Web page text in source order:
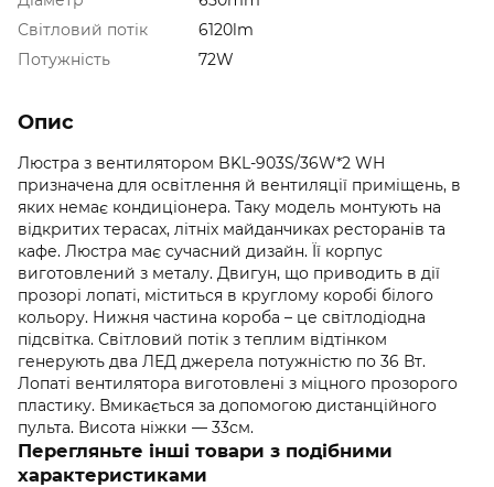
Світловий потік
6120lm
Потужність
72W
Опис
Люстра з вентилятором BKL-903S/36W*2 WH
призначена для освітлення й вентиляції приміщень, в
яких немає кондиціонера. Таку модель монтують на
відкритих терасах, літніх майданчиках ресторанів та
кафе. Люстра має сучасний дизайн. Її корпус
виготовлений з металу. Двигун, що приводить в дії
прозорі лопаті, міститься в круглому коробі білого
кольору. Нижня частина короба – це світлодіодна
підсвітка. Світловий потік з теплим відтінком
генерують два ЛЕД джерела потужністю по 36 Вт.
Лопаті вентилятора виготовлені з міцного прозорого
пластику. Вмикається за допомогою дистанційного
пульта. Висота ніжки — 33см.
Перегляньте інші товари з подібними
характеристиками